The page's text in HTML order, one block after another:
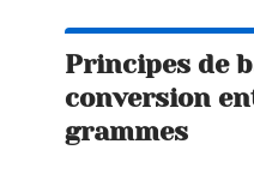
Principes de
conversion
grammes